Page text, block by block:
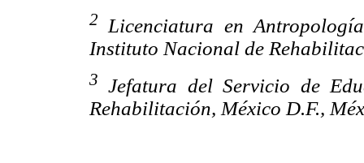
2
Licenciatura en
Instituto Nacional de
3 Jefatura del Servicio de
Rehabilitación, México D.F.,